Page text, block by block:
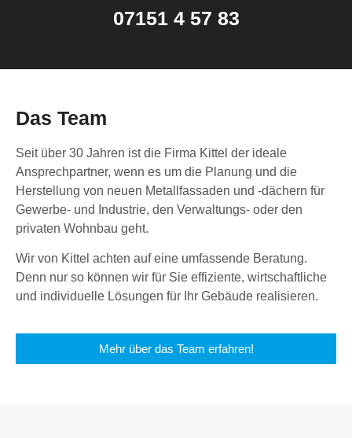
07151 4 57 83
Das Team
Seit über 30 Jahren ist die Firma Kittel der ideale
Ansprechpartner, wenn es um die Planung und die
Herstellung von neuen Metallfassaden und -dächern für
Gewerbe- und Industrie, den Verwaltungs- oder den
privaten Wohnbau geht.
Wir von Kittel achten auf eine umfassende Beratung.
Denn nur so können wir für Sie effiziente, wirtschaftliche
und individuelle Lösungen für Ihr Gebäude realisieren.
Mehr über das Team erfahren!